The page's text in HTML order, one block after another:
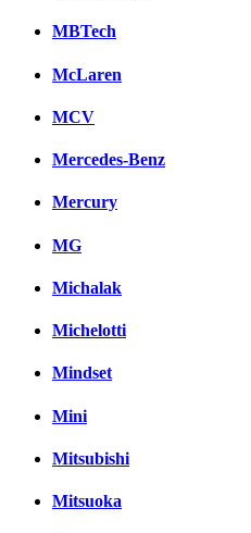
MBTech
McLaren
MCV
Mercedes-Benz
Mercury
MG
Michalak
Michelotti
Mindset
Mini
Mitsubishi
Mitsuoka